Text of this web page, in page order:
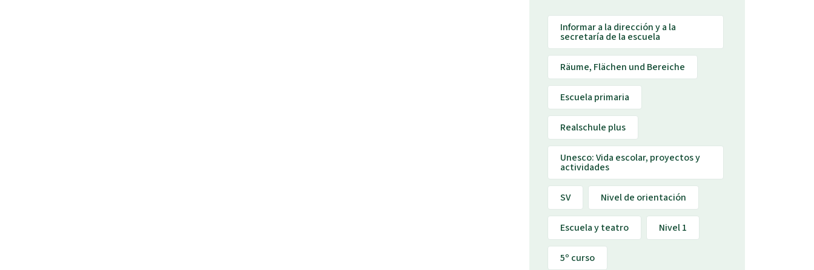
Informar a la dirección y a la
secretaría de la escuela
Räume, Flächen und Bereiche
Escuela primaria
Realschule plus
Unesco: Vida escolar, proyectos y
actividades
SV Nivel de orientación
Escuela y teatro Nivel 1
5º curso